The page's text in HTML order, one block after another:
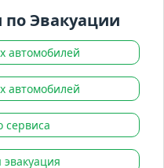
по Эвакуации
автомобилей
автомобилей
сервиса
эвакуация